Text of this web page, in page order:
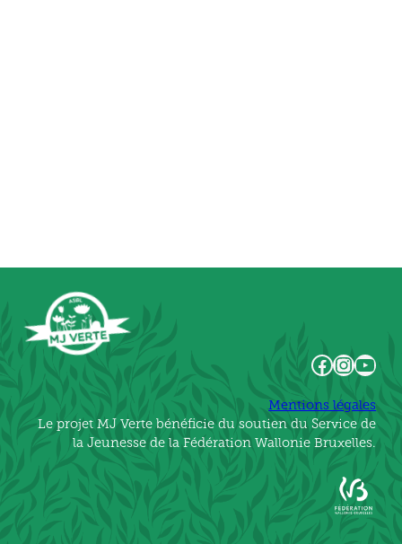
Facebook InstagramYouTube
Mentions légales
Le projet MJ Verte bénéficie du soutien du Service de
la Jeunesse de la Fédération Wallonie Bruxelles.